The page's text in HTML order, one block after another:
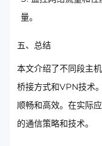
量。
五、总结
本文介绍了不同段主
桥接方式和VPN技术
顺畅和高效。在实际
的通信策略和技术。